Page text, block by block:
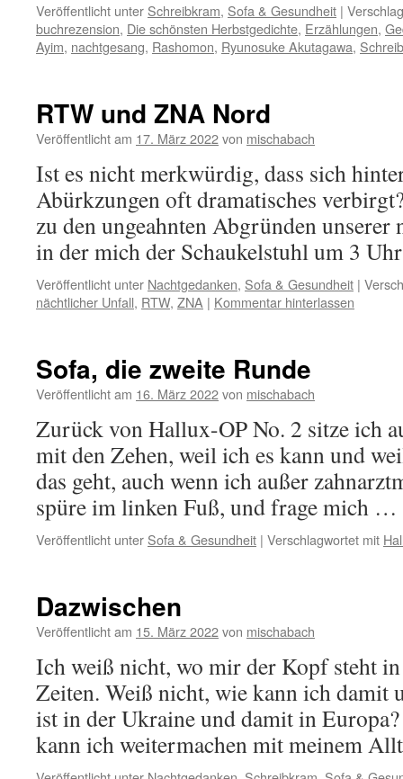
Veröffentlicht unter Schreibkram, Sofa & Gesundheit |
buchrezension, Die schönsten Herbstgedichte, Erzählungen,
Ayim, nachtgesang, Rashomon, Ryunosuke Akutagawa,
RTW und ZNA Nord
Veröffentlicht am 17. März 2022von mischabach
Ist es nicht merkwürdig, dass sich
Abürkzungen oft dramatisches
zu den ungeahnten Abgründen
in der mich der Schaukelstuhl um 3
Veröffentlicht unter Nachtgedanken, Sofa & Gesundheit |
nächtlicher Unfall, RTW, ZNA | Kommentar hinterlassen
Sofa, die zweite Runde
Veröffentlicht am 16. März 2022von mischabach
Zurück von Hallux-OP No. 2 sitze ich
mit den Zehen, weil ich es kann und
das geht, auch wenn ich außer
spüre im linken Fuß, und frage mich …
Veröffentlicht unter Sofa & Gesundheit | Verschlagwortet mit
Dazwischen
Veröffentlicht am 15. März 2022von mischabach
Ich weiß nicht, wo mir der Kopf steht in
Zeiten. Weiß nicht, wie kann ich damit
ist in der Ukraine und damit in
kann ich weitermachen mit meinem